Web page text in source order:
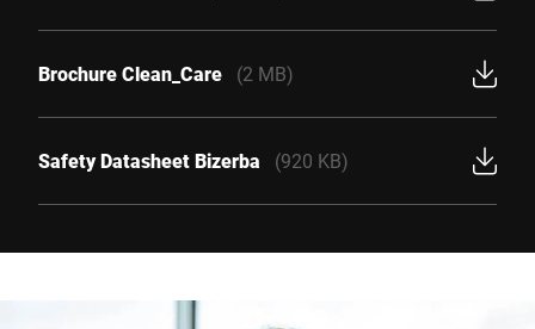
Brochure Clean_Care (2 MB)
Safety Datasheet Bizerba (920 KB)